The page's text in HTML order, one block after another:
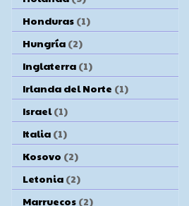
Honduras (1)
Hungría (2)
Inglaterra (1)
Irlanda del Norte (1)
Israel (1)
Italia (1)
Kosovo (2)
Letonia (2)
Marruecos (2)